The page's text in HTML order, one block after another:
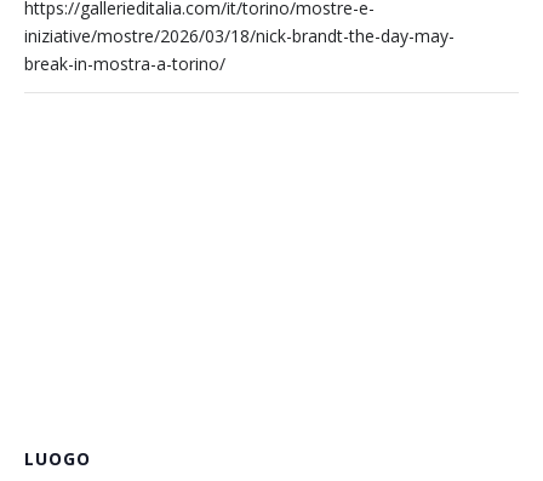
https://gallerieditalia.com/it/torino/mostre-e-
iniziative/mostre/2026/03/18/nick-brandt-the-day-may-
break-in-mostra-a-torino/
LUOGO